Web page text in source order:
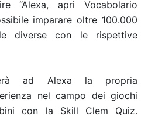
“Alexa, apri Vocabolario
imparare oltre 100.000
diverse con le rispettive
ad Alexa la propria
nel campo dei giochi
con la Skill Clem Quiz.